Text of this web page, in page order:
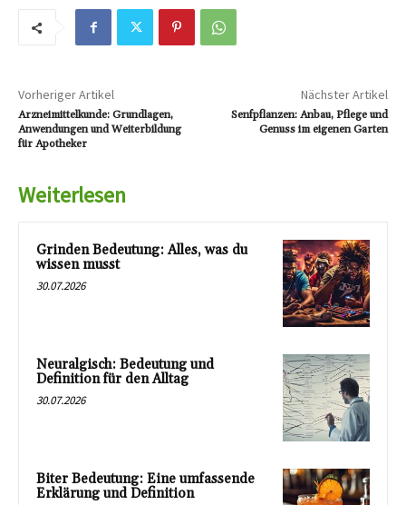
Vorheriger Artikel
Arzneimittelkunde: Grundlagen,
Anwendungen und Weiterbildung
für Apotheker
Nächster Artikel
Senfpflanzen: Anbau, Pflege und
Genuss im eigenen Garten
Weiterlesen
Grinden Bedeutung: Alles, was du
wissen musst
30.07.2026
Neuralgisch: Bedeutung und
Definition für den Alltag
30.07.2026
Biter Bedeutung: Eine umfassende
Erklärung und Definition